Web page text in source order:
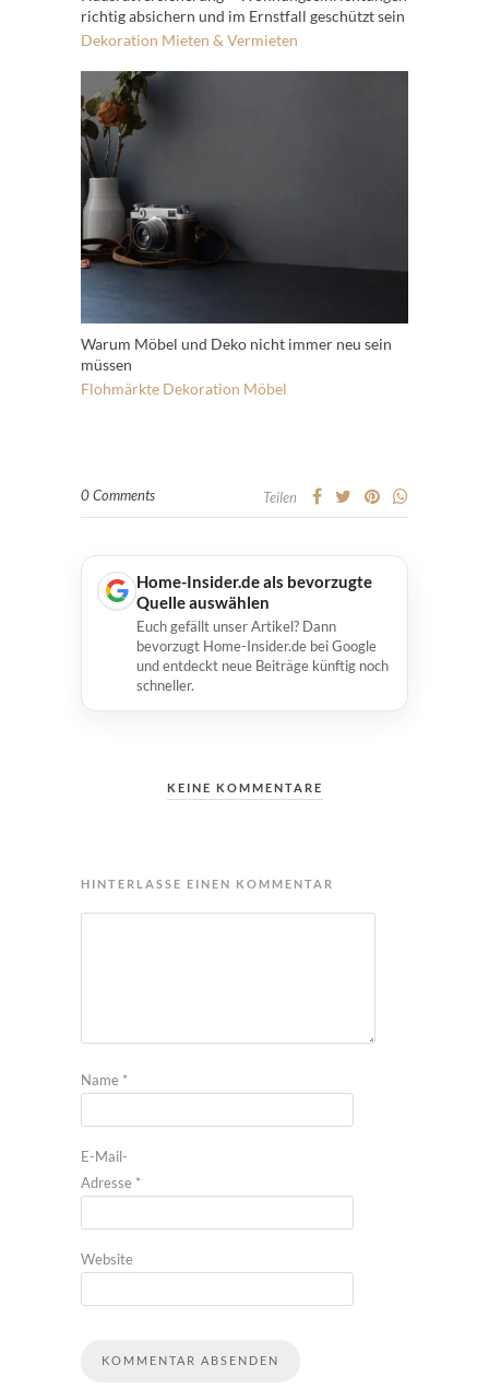
richtig absichern und im Ernstfall geschützt sein
Dekoration Mieten & Vermieten
Warum Möbel und Deko nicht immer neu sein
müssen
Flohmärkte Dekoration Möbel
0 Comments Teilen
Home-Insider.de als bevorzugte
Quelle auswählen
Euch gefällt unser Artikel? Dann
bevorzugt Home-Insider.de bei Google
und entdeckt neue Beiträge künftig noch
schneller.
KEINE KOMMENTARE
HINTERLASSE EINEN KOMMENTAR
Name *
E-Mail-
Adresse *
Website